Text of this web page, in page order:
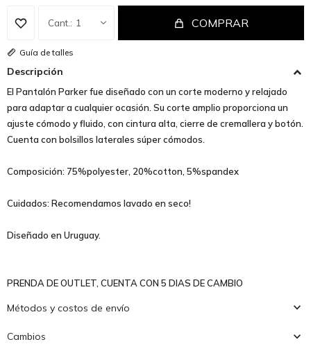
1 COMPRAR
Guía de talles
Descripción
El Pantalón Parker fue diseñado con un corte moderno y relajado
para adaptar a cualquier ocasión. Su corte amplio proporciona un
ajuste cómodo y fluido, con cintura alta, cierre de cremallera y botón.
Cuenta con bolsillos laterales súper cómodos.
Composición: 75%polyester, 20%cotton, 5%spandex
Cuidados: Recomendamos lavado en seco!
Diseñado en Uruguay.
PRENDA DE OUTLET, CUENTA CON 5 DIAS DE CAMBIO
Métodos y costos de envío
Cambios